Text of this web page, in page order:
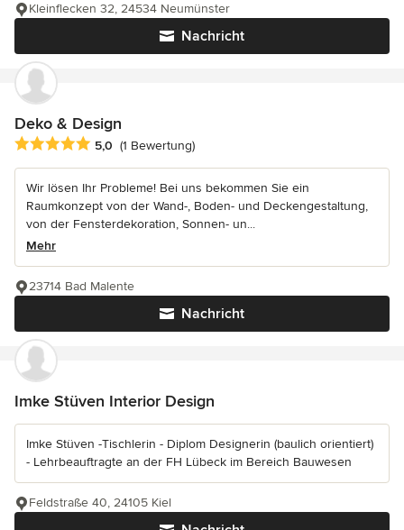
Nachricht
Kleinflecken 32, 24534 Neumünster
Deko & Design
Durchschnittliche Bewertung: 5 von 5 Sternen
5,0 (1 Bewertung)
Wir lösen Ihr Probleme! Bei uns bekommen Sie ein
Raumkonzept von der Wand-, Boden- und Deckengestaltung,
von der Fensterdekoration, Sonnen- un...
Mehr
Nachricht
23714 Bad Malente
Imke Stüven Interior Design
Imke Stüven -Tischlerin - Diplom Designerin (baulich orientiert)
- Lehrbeauftragte an der FH Lübeck im Bereich Bauwesen
Feldstraße 40, 24105 Kiel